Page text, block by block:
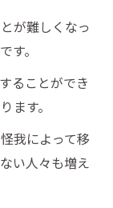
が難しくなっ
す。
ることができ
ます。
我によって移
い人々も増え